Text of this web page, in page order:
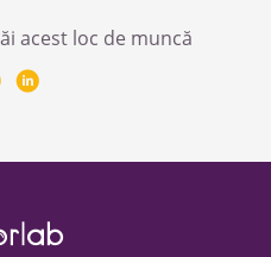
acest loc de muncă